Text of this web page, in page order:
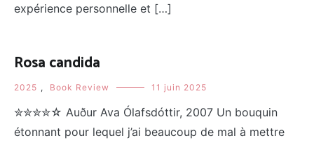
expérience personnelle et […]
Rosa candida
2025 , Book Review 11 juin 2025
✮✮✮✮☆ Auður Ava Ólafsdóttir, 2007 Un bouquin
étonnant pour lequel j’ai beaucoup de mal à mettre